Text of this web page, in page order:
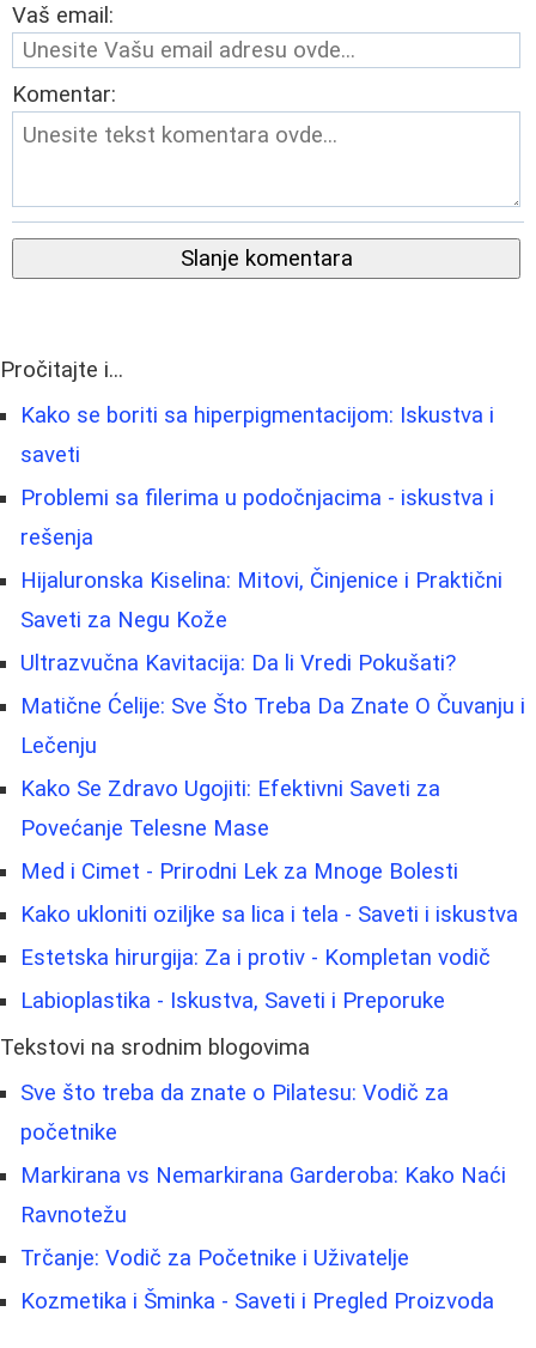
Vaš email:
Komentar:
Slanje komentara
Pročitajte i...
Kako se boriti sa hiperpigmentacijom: Iskustva i
saveti
Problemi sa filerima u podočnjacima - iskustva i
rešenja
Hijaluronska Kiselina: Mitovi, Činjenice i Praktični
Saveti za Negu Kože
Ultrazvučna Kavitacija: Da li Vredi Pokušati?
Matične Ćelije: Sve Što Treba Da Znate O Čuvanju i
Lečenju
Kako Se Zdravo Ugojiti: Efektivni Saveti za
Povećanje Telesne Mase
Med i Cimet - Prirodni Lek za Mnoge Bolesti
Kako ukloniti oziljke sa lica i tela - Saveti i iskustva
Estetska hirurgija: Za i protiv - Kompletan vodič
Labioplastika - Iskustva, Saveti i Preporuke
Tekstovi na srodnim blogovima
Sve što treba da znate o Pilatesu: Vodič za
početnike
Markirana vs Nemarkirana Garderoba: Kako Naći
Ravnotežu
Trčanje: Vodič za Početnike i Uživatelje
Kozmetika i Šminka - Saveti i Pregled Proizvoda